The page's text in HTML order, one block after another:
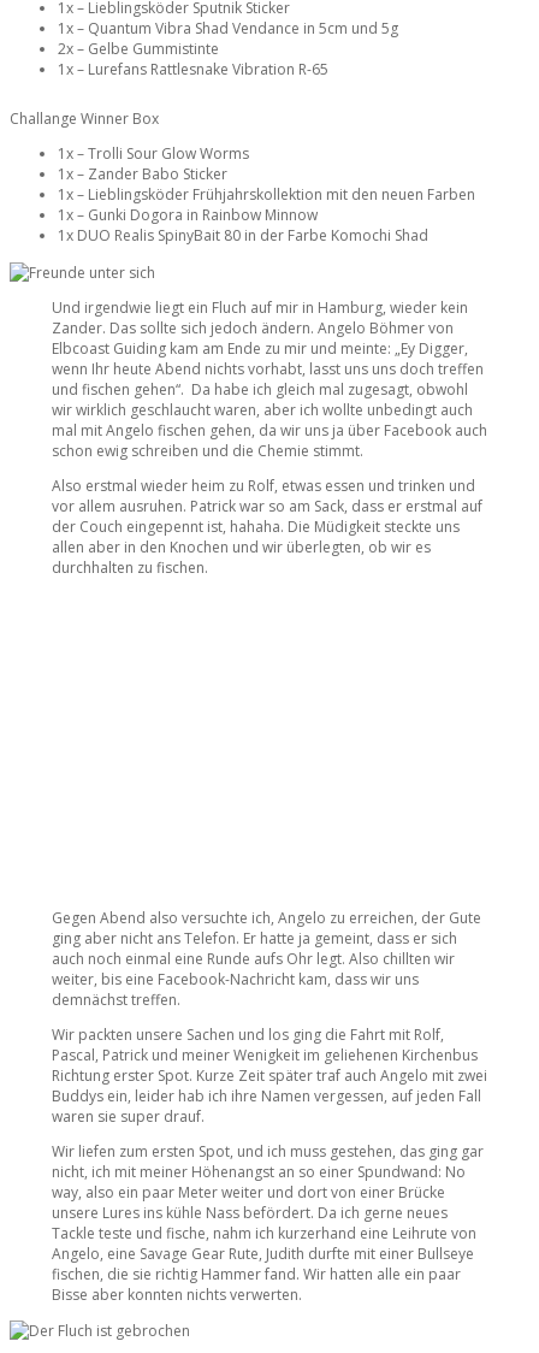
1x – Lieblingsköder Sputnik Sticker
1x – Quantum Vibra Shad Vendance in 5cm und 5g
2x – Gelbe Gummistinte
1x – Lurefans Rattlesnake Vibration R-65
Challange Winner Box
1x – Trolli Sour Glow Worms
1x – Zander Babo Sticker
1x – Lieblingsköder Frühjahrskollektion mit den neuen Farben
1x – Gunki Dogora in Rainbow Minnow
1x DUO Realis SpinyBait 80 in der Farbe Komochi Shad
Und irgendwie liegt ein Fluch auf mir in Hamburg, wieder kein
Zander. Das sollte sich jedoch ändern. Angelo Böhmer von
Elbcoast Guiding kam am Ende zu mir und meinte: „Ey Digger,
wenn Ihr heute Abend nichts vorhabt, lasst uns uns doch treffen
und fischen gehen“. Da habe ich gleich mal zugesagt, obwohl
wir wirklich geschlaucht waren, aber ich wollte unbedingt auch
mal mit Angelo fischen gehen, da wir uns ja über Facebook auch
schon ewig schreiben und die Chemie stimmt.
Also erstmal wieder heim zu Rolf, etwas essen und trinken und
vor allem ausruhen. Patrick war so am Sack, dass er erstmal auf
der Couch eingepennt ist, hahaha. Die Müdigkeit steckte uns
allen aber in den Knochen und wir überlegten, ob wir es
durchhalten zu fischen.
Gegen Abend also versuchte ich, Angelo zu erreichen, der Gute
ging aber nicht ans Telefon. Er hatte ja gemeint, dass er sich
auch noch einmal eine Runde aufs Ohr legt. Also chillten wir
weiter, bis eine Facebook-Nachricht kam, dass wir uns
demnächst treffen.
Wir packten unsere Sachen und los ging die Fahrt mit Rolf,
Pascal, Patrick und meiner Wenigkeit im geliehenen Kirchenbus
Richtung erster Spot. Kurze Zeit später traf auch Angelo mit zwei
Buddys ein, leider hab ich ihre Namen vergessen, auf jeden Fall
waren sie super drauf.
Wir liefen zum ersten Spot, und ich muss gestehen, das ging gar
nicht, ich mit meiner Höhenangst an so einer Spundwand: No
way, also ein paar Meter weiter und dort von einer Brücke
unsere Lures ins kühle Nass befördert. Da ich gerne neues
Tackle teste und fische, nahm ich kurzerhand eine Leihrute von
Angelo, eine Savage Gear Rute, Judith durfte mit einer Bullseye
fischen, die sie richtig Hammer fand. Wir hatten alle ein paar
Bisse aber konnten nichts verwerten.